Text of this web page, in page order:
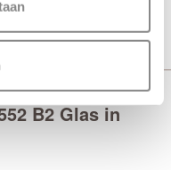
B2 Glas in